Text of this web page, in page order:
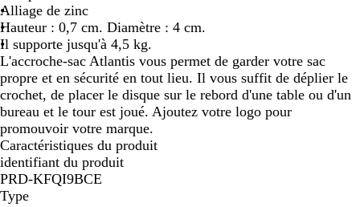
e
n
t
/
b
l
a
n
c
u
n
i
r
u
n
i
Alliage de zinc
Hauteur : 0,7 cm. Diamètre : 4 cm.
Il supporte jusqu'à 4,5 kg.
L'accroche-sac Atlantis vous permet de garder votre sac
propre et en sécurité en tout lieu. Il vous suffit de déplier le
crochet, de placer le disque sur le rebord d'une table ou d'un
bureau et le tour est joué. Ajoutez votre logo pour
promouvoir votre marque.
Caractéristiques du produit
identifiant du produit
PRD-KFQI9BCE
Type